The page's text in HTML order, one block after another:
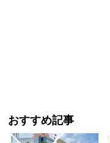
おすすめ記事